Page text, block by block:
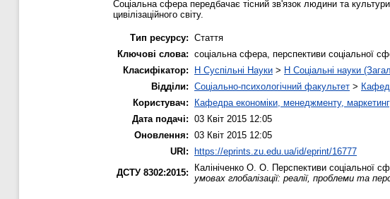
Соціальна сфера передбачає тісний зв'язок людини та
цивілізаційного світу.
Тип ресурсу: Стаття
Ключові слова: соціальна сфера, перспективи соціальної
Класифікатор:
H Суспільні Науки > H Соціальні науки
Відділи: Соціально-психологічний факультет >
Користувач:
Кафедра економіки, менеджменту,
Дата подачі: 03 Квіт 2015 12:05
Оновлення: 03 Квіт 2015 12:05
URI: https://eprints.zu.edu.ua/id/eprint/16777
ДСТУ 8302:2015:
Калініченко О. О. Перспективи соціальної
умовах глобалізації: реалії, проблеми та